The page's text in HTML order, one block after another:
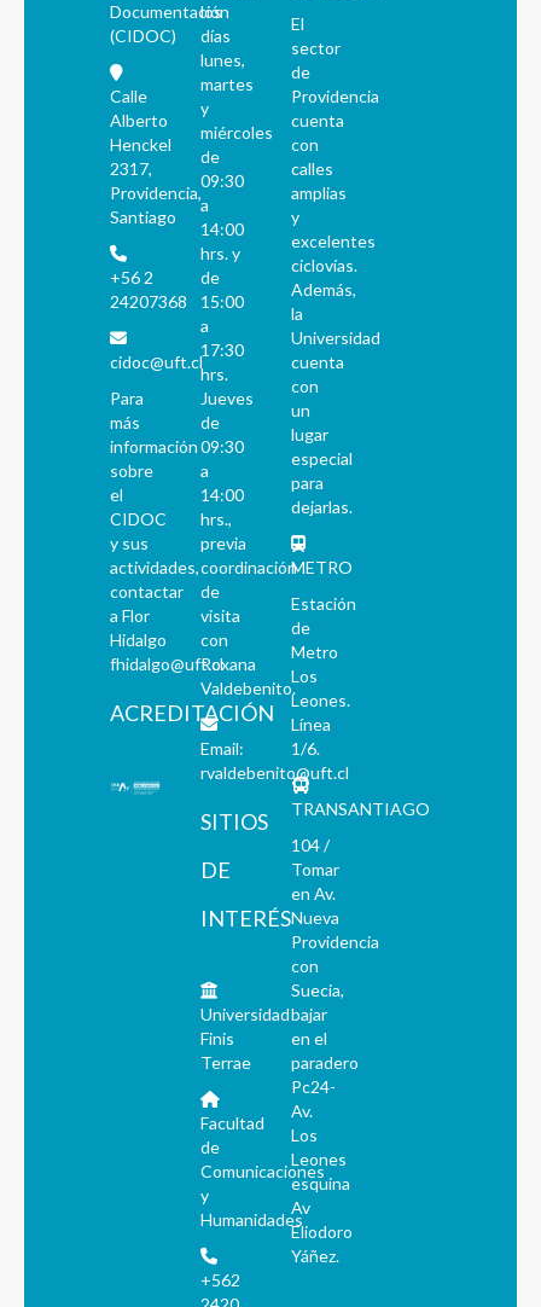
Documentación
(CIDOC)
Calle
Alberto
Henckel
2317,
Providencia,
Santiago
+56 2
24207368
cidoc@uft.cl
Para
más
información
sobre
el
CIDOC
y sus
actividades,
contactar
a Flor
Hidalgo
fhidalgo@uft.cl
ACREDITACIÓN
los
días
lunes,
martes
y
miércoles
de
09:30
a
14:00
hrs. y
de
15:00
a
17:30
hrs.
Jueves
de
09:30
a
14:00
hrs.,
previa
coordinación
de
visita
con
Roxana
Valdebenito.
Email:
rvaldebenito@uft.cl
SITIOS
DE
INTERÉS
Universidad
Finis
Terrae
Facultad
de
Comunicaciones
y
Humanidades
+562
El
sector
de
Providencia
cuenta
con
calles
amplias
y
excelentes
ciclovías.
Además,
la
Universidad
cuenta
con
un
lugar
especial
para
dejarlas.
METRO
Estación
de
Metro
Los
Leones.
Línea
1/6.
TRANSANTIAGO
104 /
Tomar
en Av.
Nueva
Providencia
con
Suecia,
bajar
en el
paradero
Pc24-
Av.
Los
Leones
esquina
Av
Eliodoro
Yáñez.